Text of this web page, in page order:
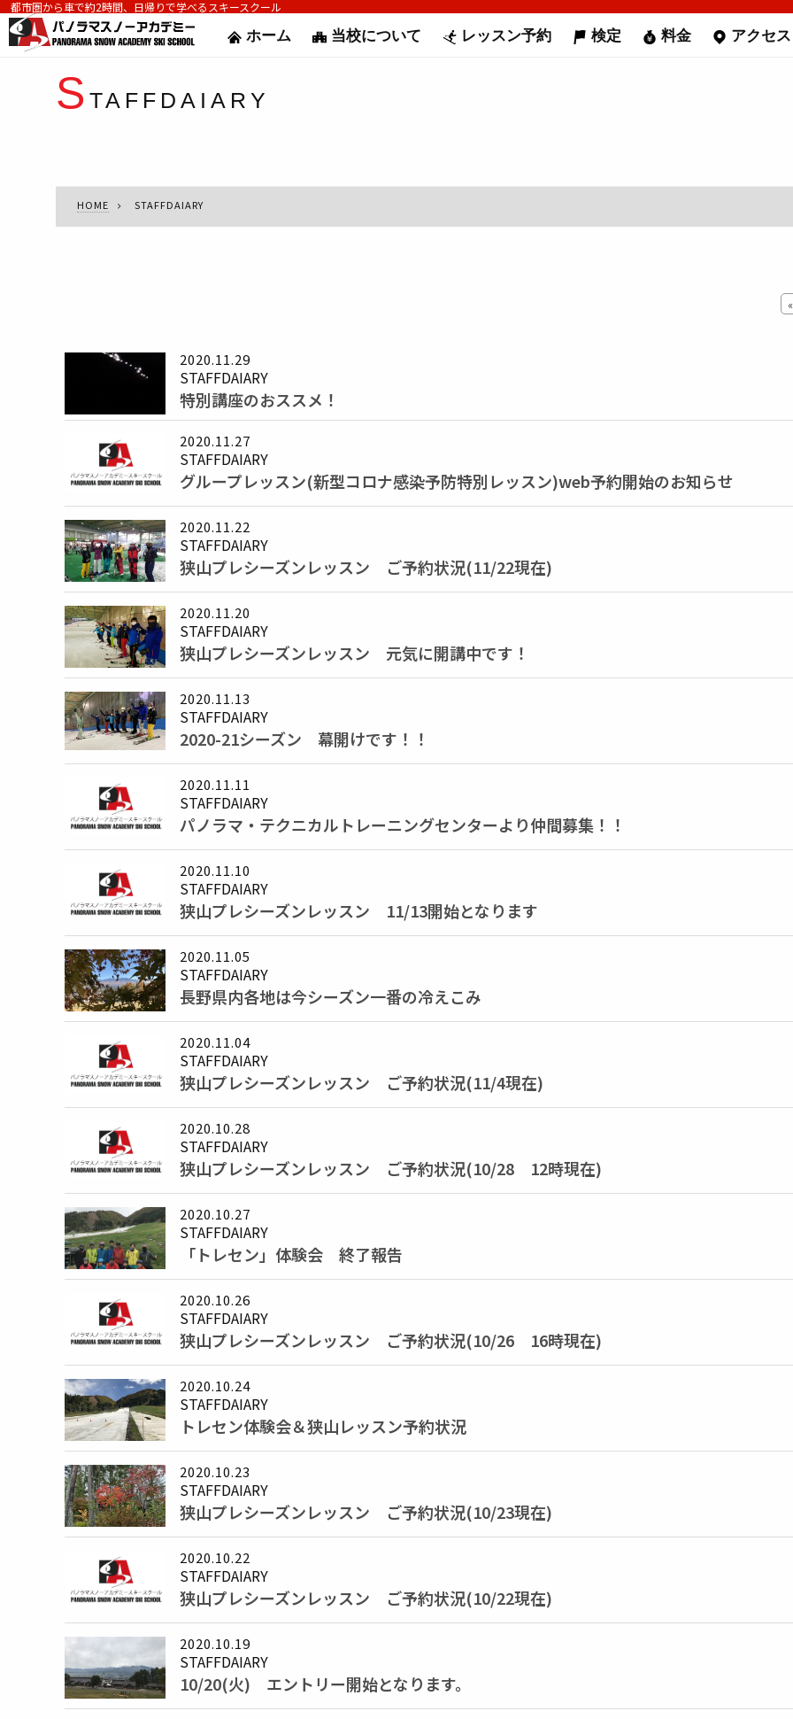
都市圏から車で約2時間、日帰りで学べるスキースクール
ホーム 当校について レッスン予約 検定 料金 アクセス
S TAFFDAIARY
HOME STAFFDAIARY
2020.11.29
STAFFDAIARY
特別講座のおススメ！
2020.11.27
STAFFDAIARY
グループレッスン(新型コロナ感染予防特別レッスン)web予約開始のお知らせ
2020.11.22
STAFFDAIARY
狭山プレシーズンレッスン ご予約状況(11/22現在)
2020.11.20
STAFFDAIARY
狭山プレシーズンレッスン 元気に開講中です！
2020.11.13
STAFFDAIARY
2020-21シーズン 幕開けです！！
2020.11.11
STAFFDAIARY
パノラマ・テクニカルトレーニングセンターより仲間募集！！
2020.11.10
STAFFDAIARY
狭山プレシーズンレッスン 11/13開始となります
2020.11.05
STAFFDAIARY
長野県内各地は今シーズン一番の冷えこみ
2020.11.04
STAFFDAIARY
狭山プレシーズンレッスン ご予約状況(11/4現在)
2020.10.28
STAFFDAIARY
狭山プレシーズンレッスン ご予約状況(10/28 12時現在)
2020.10.27
STAFFDAIARY
「トレセン」体験会 終了報告
2020.10.26
STAFFDAIARY
狭山プレシーズンレッスン ご予約状況(10/26 16時現在)
2020.10.24
STAFFDAIARY
トレセン体験会＆狭山レッスン予約状況
2020.10.23
STAFFDAIARY
狭山プレシーズンレッスン ご予約状況(10/23現在)
2020.10.22
STAFFDAIARY
狭山プレシーズンレッスン ご予約状況(10/22現在)
2020.10.19
STAFFDAIARY
10/20(火) エントリー開始となります。